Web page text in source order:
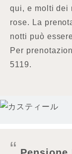
qui, e molti dei
rose. La
notti può
Per
5119.